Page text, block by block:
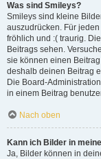
Was sind Smileys?
Smileys sind kleine
auszudrücken. Für
fröhlich und :( traurig.
Beitrags sehen.
sie können einen
deshalb deinen Beitrag
Die Board-
in einem Beitrag
Nach oben
Kann ich Bilder in
Ja, Bilder können in